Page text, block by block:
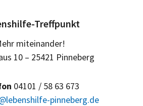
Treffpunkt
miteinander!
10 – 25421 Pinneberg
04101 / 58 63 673
pinneberg.de